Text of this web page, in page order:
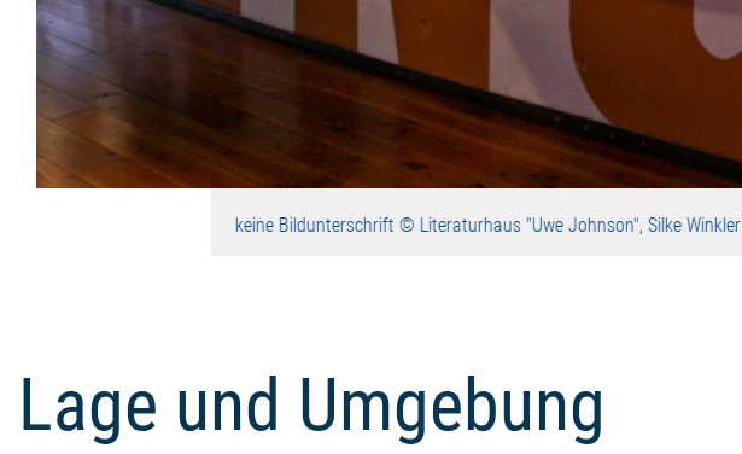
keine Bildunterschrift © Literaturhaus "Uwe Johnson", Silke Winkler
Lage und Umgebung